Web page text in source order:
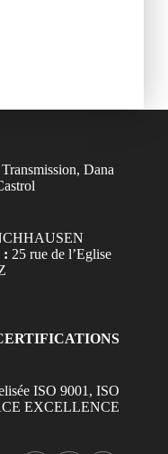
: 25 rue de l’Eglise